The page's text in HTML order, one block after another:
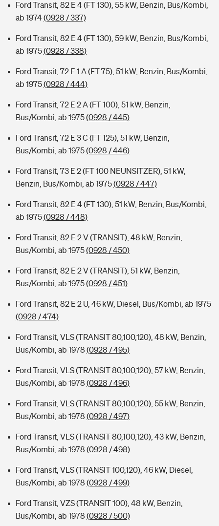
Ford Transit, 82 E 4 (FT 130), 55 kW, Benzin, Bus/Kombi,
ab 1974(0928 / 337)
Ford Transit, 82 E 4 (FT 130), 59 kW, Benzin, Bus/Kombi,
ab 1975(0928 / 338)
Ford Transit, 72 E 1 A (FT 75), 51 kW, Benzin, Bus/Kombi,
ab 1975(0928 / 444)
Ford Transit, 72 E 2 A (FT 100), 51 kW, Benzin,
Bus/Kombi, ab 1975(0928 / 445)
Ford Transit, 72 E 3 C (FT 125), 51 kW, Benzin,
Bus/Kombi, ab 1975(0928 / 446)
Ford Transit, 73 E 2 (FT 100 NEUNSITZER), 51 kW,
Benzin, Bus/Kombi, ab 1975(0928 / 447)
Ford Transit, 82 E 4 (FT 130), 51 kW, Benzin, Bus/Kombi,
ab 1975(0928 / 448)
Ford Transit, 82 E 2 V (TRANSIT), 48 kW, Benzin,
Bus/Kombi, ab 1975(0928 / 450)
Ford Transit, 82 E 2 V (TRANSIT), 51 kW, Benzin,
Bus/Kombi, ab 1975(0928 / 451)
Ford Transit, 82 E 2 U, 46 kW, Diesel, Bus/Kombi, ab 1975
(0928 / 474)
Ford Transit, VLS (TRANSIT 80,100,120), 48 kW, Benzin,
Bus/Kombi, ab 1978 (0928 / 495)
Ford Transit, VLS (TRANSIT 80,100,120), 57 kW, Benzin,
Bus/Kombi, ab 1978 (0928 / 496)
Ford Transit, VLS (TRANSIT 80,100,120), 55 kW, Benzin,
Bus/Kombi, ab 1978 (0928 / 497)
Ford Transit, VLS (TRANSIT 80,100,120), 43 kW, Benzin,
Bus/Kombi, ab 1978 (0928 / 498)
Ford Transit, VLS (TRANSIT 100,120), 46 kW, Diesel,
Bus/Kombi, ab 1978 (0928 / 499)
Ford Transit, VZS (TRANSIT 100), 48 kW, Benzin,
Bus/Kombi, ab 1978 (0928 / 500)